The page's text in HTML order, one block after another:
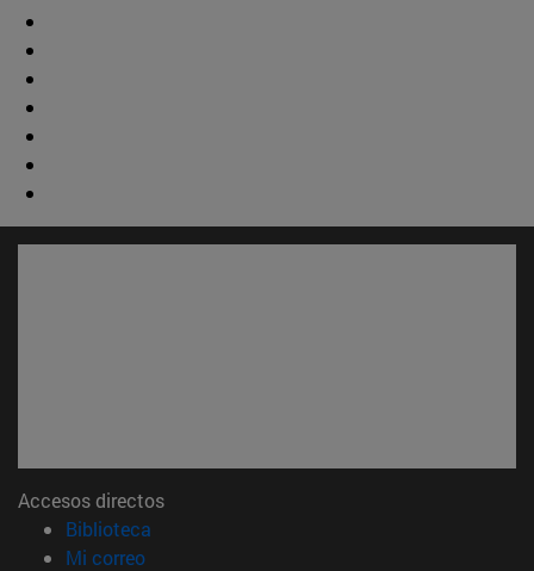
Accesos directos
Biblioteca
Mi correo(abre en nueva ventana)